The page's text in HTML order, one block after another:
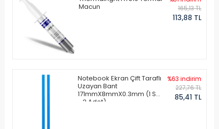
Macun
165,13 TL
113,88 TL
Notebook Ekran Çift Taraflı
Uzayan Bant
171mmX8mmX0.3mm (1 Set
- 2 Adet)
%63 indirim
227,76 TL
85,41 TL